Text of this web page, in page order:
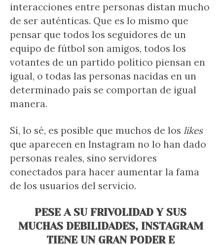
interacciones entre personas distan mucho
de ser auténticas. Que es lo mismo que
pensar que todos los seguidores de un
equipo de fútbol son amigos, todos los
votantes de un partido político piensan en
igual, o todas las personas nacidas en un
determinado país se comportan de igual
manera.
Sí, lo sé, es posible que muchos de los likes
que aparecen en Instagram no lo han dado
personas reales, sino servidores
conectados para hacer aumentar la fama
de los usuarios del servicio.
PESE A SU FRIVOLIDAD Y SUS
MUCHAS DEBILIDADES, INSTAGRAM
TIENE UN GRAN PODER E